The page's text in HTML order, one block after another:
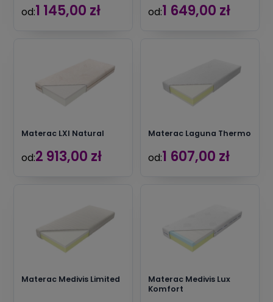
od:1 145,00 zł od:1 649,00 zł
Materac LXI Natural
od:2 913,00 zł
Materac Laguna Thermo
od:1 607,00 zł
Materac Medivis Limited
Materac Medivis Lux
Komfort